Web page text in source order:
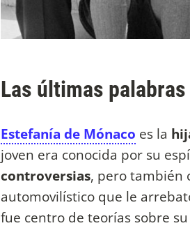
Las últimas
Estefanía de Mónaco es la
joven era conocida por su
controversias, pero también
automovilístico que le
fue centro de teorías sobre